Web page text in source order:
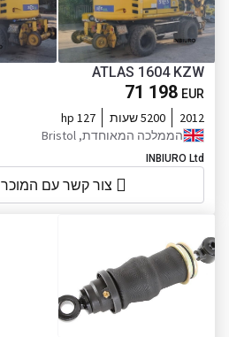
ATLAS 1604 KZW
71 198 EUR
2012 5200 שעות
127 hp
הממלכה המאוחדת, Bristol
INBIURO Ltd
צור קשר עם המוכר